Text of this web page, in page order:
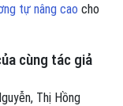
tự nâng cao cho
cùng tác giả
Thị Hồng